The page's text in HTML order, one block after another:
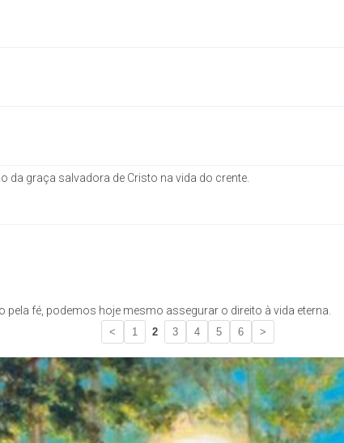
da graça salvadora de Cristo na vida do crente.
fé, podemos hoje mesmo assegurar o direito à vida eterna.
< 1 2 3 4 5 6 >